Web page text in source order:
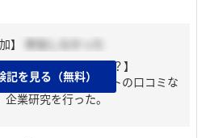
】
参加しなかった
んな風にしましたか？】
調べたり、就活サイトの口コミな
業研究を行った。
記を見る（無料）